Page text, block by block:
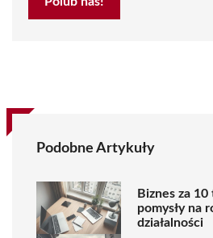
Podobne Artykuły
Biznes za 10
pomysły na
działalności